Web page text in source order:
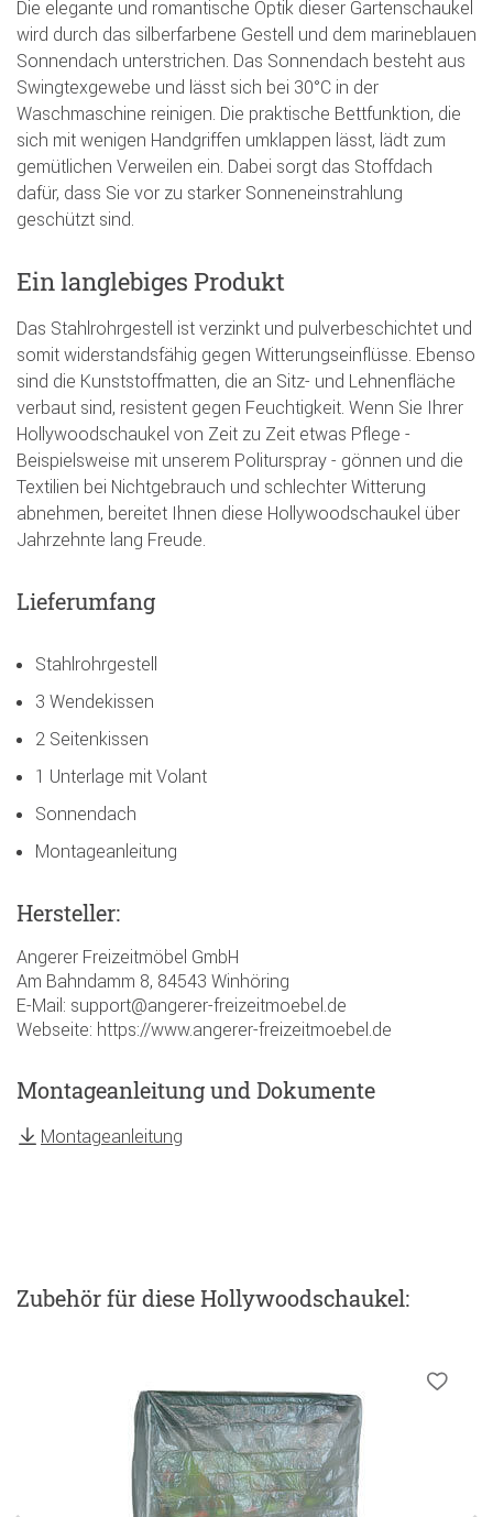
Die elegante und romantische Optik dieser Gartenschaukel
wird durch das silberfarbene Gestell und dem marineblauen
Sonnendach unterstrichen. Das Sonnendach besteht aus
Swingtexgewebe und lässt sich bei 30°C in der
Waschmaschine reinigen. Die praktische Bettfunktion, die
sich mit wenigen Handgriffen umklappen lässt, lädt zum
gemütlichen Verweilen ein. Dabei sorgt das Stoffdach
dafür, dass Sie vor zu starker Sonneneinstrahlung
geschützt sind.
Ein langlebiges Produkt
Das Stahlrohrgestell ist verzinkt und pulverbeschichtet und
somit widerstandsfähig gegen Witterungseinflüsse. Ebenso
sind die Kunststoffmatten, die an Sitz- und Lehnenfläche
verbaut sind, resistent gegen Feuchtigkeit. Wenn Sie Ihrer
Hollywoodschaukel von Zeit zu Zeit etwas Pflege -
Beispielsweise mit unserem Politurspray - gönnen und die
Textilien bei Nichtgebrauch und schlechter Witterung
abnehmen, bereitet Ihnen diese Hollywoodschaukel über
Jahrzehnte lang Freude.
Lieferumfang
Stahlrohrgestell
3 Wendekissen
2 Seitenkissen
1 Unterlage mit Volant
Sonnendach
Montageanleitung
Hersteller:
Angerer Freizeitmöbel GmbH
Am Bahndamm 8, 84543 Winhöring
E-Mail: support@angerer-freizeitmoebel.de
Webseite: https://www.angerer-freizeitmoebel.de
Montageanleitung und Dokumente
Montageanleitung
Zubehörfür diese Hollywoodschaukel: